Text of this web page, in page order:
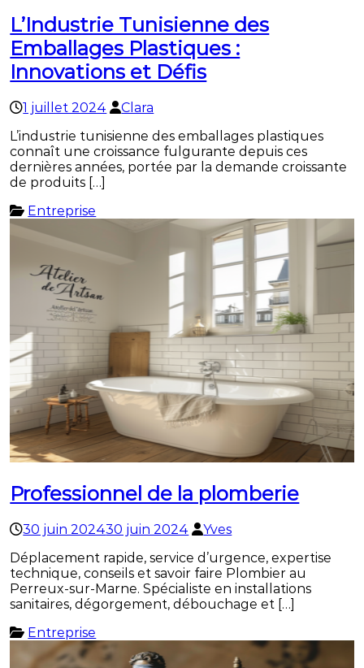
L’Industrie Tunisienne des
Emballages Plastiques :
Innovations et Défis
1 juillet 2024
Clara
L’industrie tunisienne des emballages plastiques
connaît une croissance fulgurante depuis ces
dernières années, portée par la demande croissante
de produits […]
Entreprise
Professionnel de la plomberie
30 juin 202430 juin 2024
Yves
Déplacement rapide, service d’urgence, expertise
technique, conseils et savoir faire Plombier au
Perreux-sur-Marne. Spécialiste en installations
sanitaires, dégorgement, débouchage et […]
Entreprise